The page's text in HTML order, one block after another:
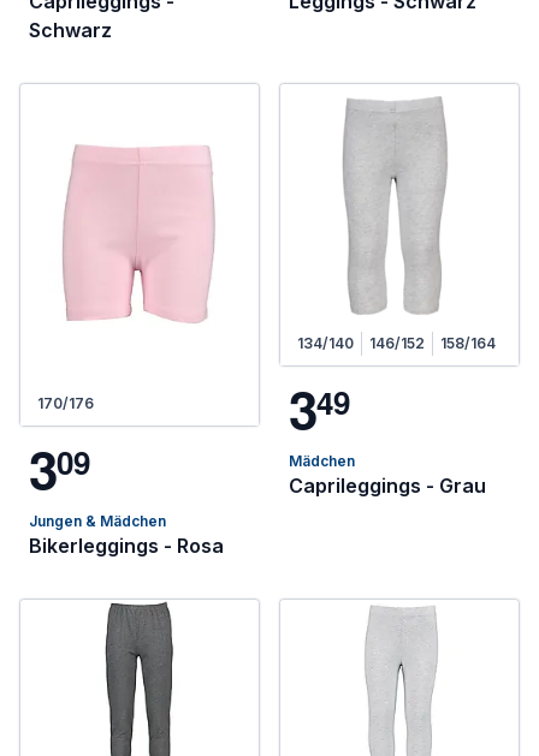
Schwarz
170/176
309
Jungen & Mädchen
Bikerleggings - Rosa
134/140 146/152 158/164
349
Mädchen
Caprileggings - Grau